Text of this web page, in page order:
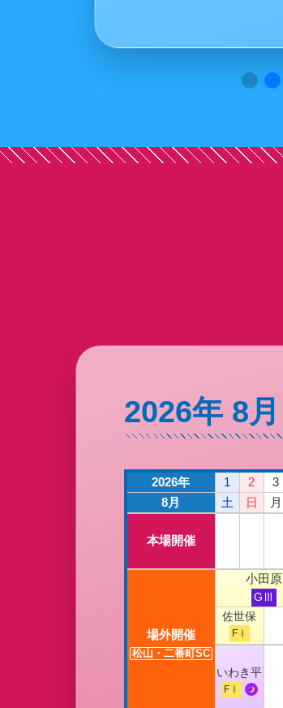
2026年 8月
2026年 1 2 3
8月
土 日 月
本場開催
場外開催
松山・二番町SC
小田原
GⅢ
佐世保
FⅠ
いわき平
FⅠ